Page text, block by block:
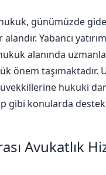
günümüzde
Yabancı
alanında
önem taşımaktadır.
hukuki
gibi konularda destek
Avukatlık